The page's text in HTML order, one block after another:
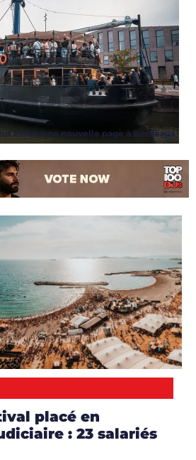
écrire une nouvelle page à Bordeaux
,EVENT,
placé en
: 23 salariés